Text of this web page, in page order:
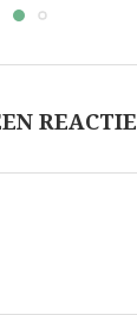
REACTIE